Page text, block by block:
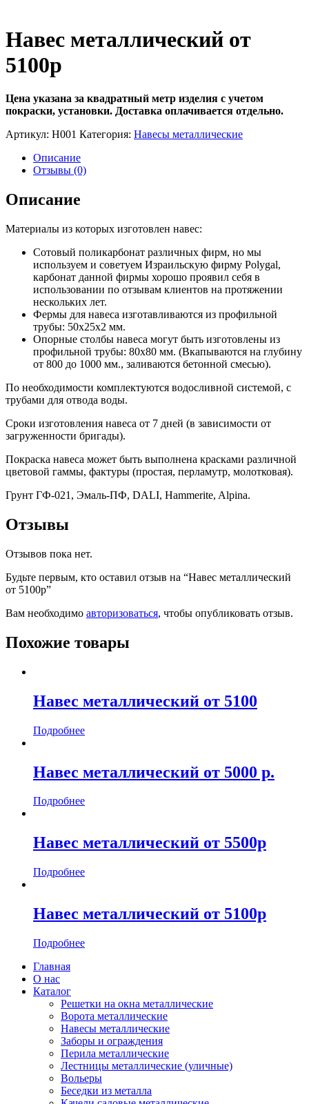
Навес металлический от
5100р
Цена указана за квадратный метр изделия с учетом
покраски, установки. Доставка оплачивается отдельно.
Артикул: Н001 Категория: Навесы металлические
Описание
Отзывы (0)
Описание
Материалы из которых изготовлен навес:
Сотовый поликарбонат различных фирм, но мы
используем и советуем Израильскую фирму Polygal,
карбонат данной фирмы хорошо проявил себя в
использовании по отзывам клиентов на протяжении
нескольких лет.
Фермы для навеса изготавливаются из профильной
трубы: 50х25х2 мм.
Опорные столбы навеса могут быть изготовлены из
профильной трубы: 80х80 мм. (Вкапываются на глубину
от 800 до 1000 мм., заливаются бетонной смесью).
По необходимости комплектуются водосливной системой, с
трубами для отвода воды.
Сроки изготовления навеса от 7 дней (в зависимости от
загруженности бригады).
Покраска навеса может быть выполнена красками различной
цветовой гаммы, фактуры (простая, перламутр, молотковая).
Грунт ГФ-021, Эмаль-ПФ, DALI, Hammerite, Alpina.
Отзывы
Отзывов пока нет.
Будьте первым, кто оставил отзыв на “Навес металлический
от 5100р”
Вам необходимо авторизоваться, чтобы опубликовать отзыв.
Похожие товары
Навес металлический от 5100
Подробнее
Навес металлический от 5000 р.
Подробнее
Навес металлический от 5500р
Подробнее
Навес металлический от 5100р
Подробнее
Главная
О нас
Каталог
Решетки на окна металлические
Ворота металлические
Навесы металлические
Заборы и ограждения
Перила металлические
Лестницы металлические (уличные)
Вольеры
Беседки из металла